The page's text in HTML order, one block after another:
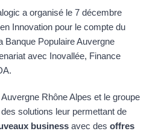
a organisé le 7 décembre
Innovation pour le compte du
Banque Populaire Auvergne
avec Inovallée, Finance
Rhône Alpes et le groupe
solutions leur permettant de
business avec des offres